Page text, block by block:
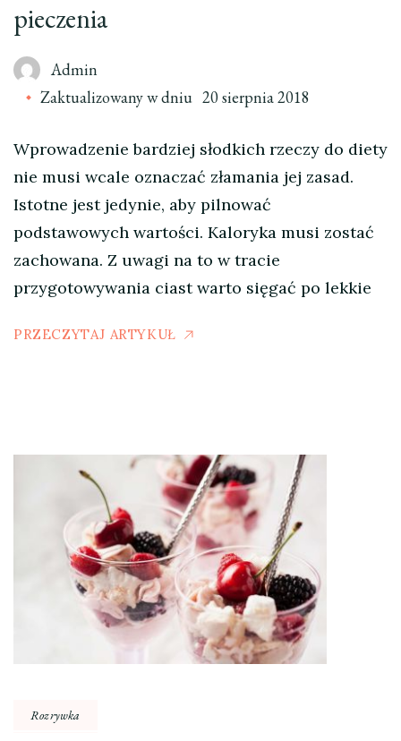
pieczenia
Admin
Zaktualizowany w dniu 20 sierpnia 2018
Wprowadzenie bardziej słodkich rzeczy do diety
nie musi wcale oznaczać złamania jej zasad.
Istotne jest jedynie, aby pilnować
podstawowych wartości. Kaloryka musi zostać
zachowana. Z uwagi na to w tracie
przygotowywania ciast warto sięgać po lekkie
PRZECZYTAJ ARTYKUŁ
Rozrywka